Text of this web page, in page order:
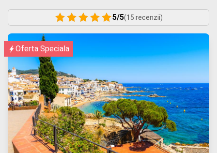
5/5(15 recenzii)
❮ ❯
Oferta Speciala